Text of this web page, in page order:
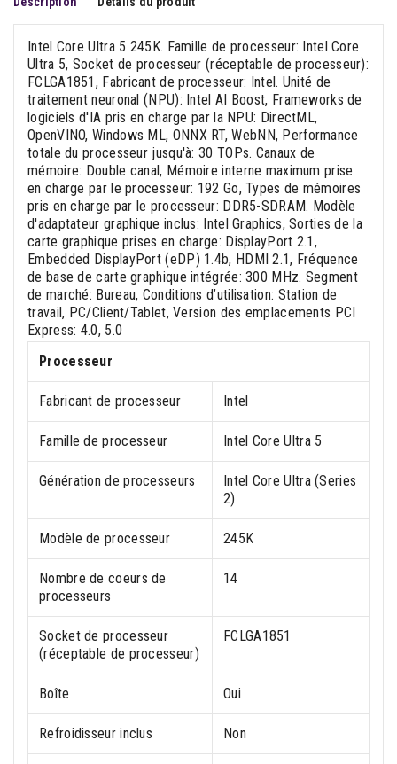
Intel Core Ultra 5 245K. Famille de processeur: Intel Core
Ultra 5, Socket de processeur (réceptable de processeur):
FCLGA1851, Fabricant de processeur: Intel. Unité de
traitement neuronal (NPU): Intel AI Boost, Frameworks de
logiciels d'IA pris en charge par la NPU: DirectML,
OpenVINO, Windows ML, ONNX RT, WebNN, Performance
totale du processeur jusqu'à: 30 TOPs. Canaux de
mémoire: Double canal, Mémoire interne maximum prise
en charge par le processeur: 192 Go, Types de mémoires
pris en charge par le processeur: DDR5-SDRAM. Modèle
d'adaptateur graphique inclus: Intel Graphics, Sorties de la
carte graphique prises en charge: DisplayPort 2.1,
Embedded DisplayPort (eDP) 1.4b, HDMI 2.1, Fréquence
de base de carte graphique intégrée: 300 MHz. Segment
de marché: Bureau, Conditions d’utilisation: Station de
travail, PC/Client/Tablet, Version des emplacements PCI
Express: 4.0, 5.0
Processeur
Fabricant de processeur Intel
Famille de processeur Intel Core Ultra 5
Génération de processeurs
Intel Core Ultra (Series
2)
Modèle de processeur 245K
Nombre de coeurs de
processeurs
14
Socket de processeur
(réceptable de processeur)
FCLGA1851
Boîte Oui
Refroidisseur inclus Non